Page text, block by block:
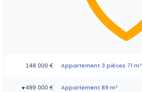
148 000 € Appartement 3 pièces 71 m²
▼499 000 € Appartement 89 m²